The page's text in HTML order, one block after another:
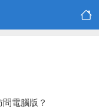
電腦版？